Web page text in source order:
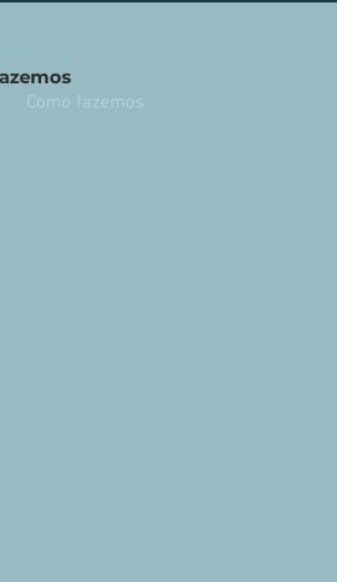
Como fazemos